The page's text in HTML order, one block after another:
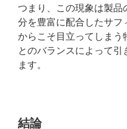
つまり、この現象は製
分を豊富に配合したサ
からこそ目立ってしま
とのバランスによって
ます。
結論